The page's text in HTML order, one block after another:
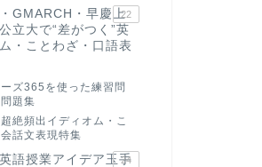
GMARCH・早慶上
立大で“差がつく”英
・ことわざ・口語表
22
ズ365を使った練習問
題集
絶頻出イディオム・こ
話文表現特集
語授業アイデア玉手
24